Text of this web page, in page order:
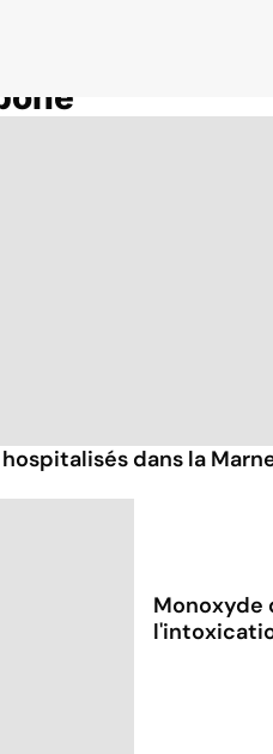
dans la
Monoxyde